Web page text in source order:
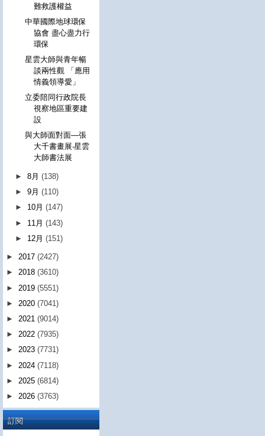
難救護權益
中華國際地球環保
協會 盡心盡力行
環保
星雲大師與青年暢
談兩性觀 「應用
情義領導愛」
立委陪同行政院長
視察地區重要建
設
與大師面對面—張
大千書畫展‧星雲
大師書法展
►8月(138)
►9月(110)
► 10月(147)
► 11月(143)
► 12月(151)
► 2017 (2427)
► 2018 (3610)
► 2019 (5551)
► 2020 (7041)
► 2021 (9014)
► 2022 (7935)
► 2023 (7731)
► 2024 (7118)
► 2025 (6814)
► 2026 (3763)
訂閱